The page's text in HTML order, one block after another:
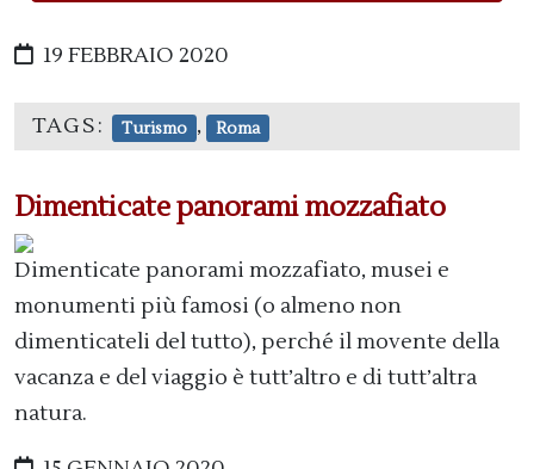
19 FEBBRAIO 2020
TAGS: Turismo , Roma
Dimenticate panorami mozzafiato
Dimenticate panorami mozzafiato, musei e
monumenti più famosi (o almeno non
dimenticateli del tutto), perché il movente della
vacanza e del viaggio è tutt’altro e di tutt’altra
natura.